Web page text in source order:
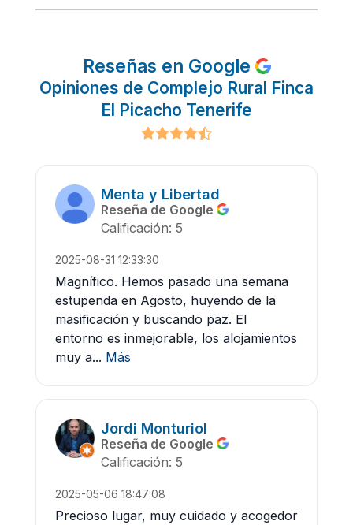
Reseñas en Google
Opiniones de Complejo Rural Finca
El Picacho Tenerife
Menta y Libertad
Reseña de Google
Calificación: 5
2025-08-31 12:33:30
Magnífico. Hemos pasado una semana
estupenda en Agosto, huyendo de la
masificación y buscando paz. El
entorno es inmejorable, los alojamientos
muy a... Más
Jordi Monturiol
Reseña de Google
Calificación: 5
2025-05-06 18:47:08
Precioso lugar, muy cuidado y acogedor